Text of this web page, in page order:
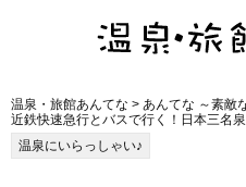
温泉・旅館あんてな > あんてな ～素敵
近鉄快速急行とバスで行く！日本三名
温泉にいらっしゃい♪